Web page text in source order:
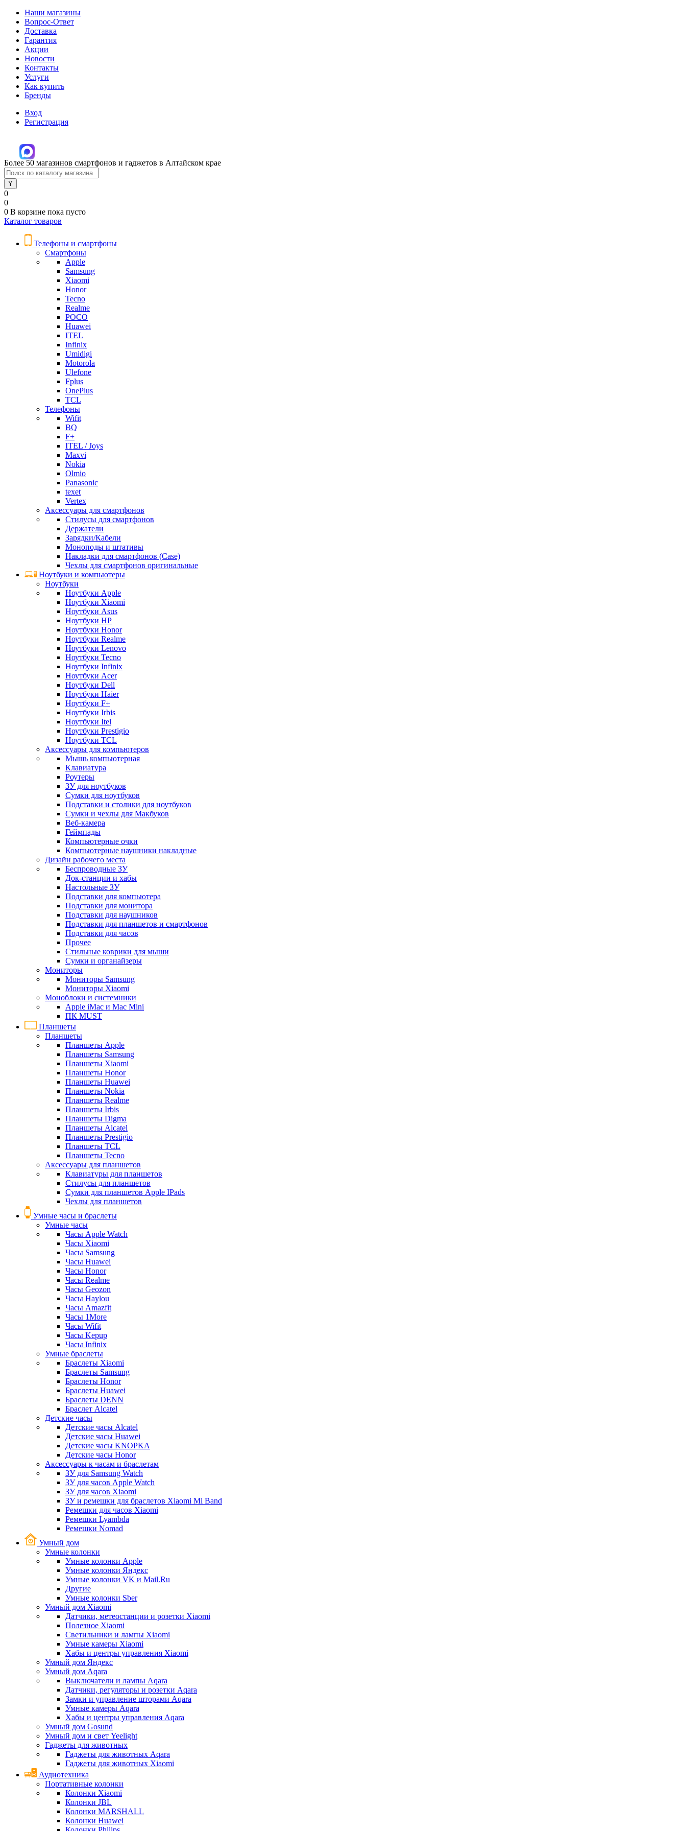
Наши магазины
Вопрос-Ответ
Доставка
Гарантия
Акции
Новости
Контакты
Услуги
Как купить
Бренды
Вход
Регистрация
Более 50 магазинов смартфонов и гаджетов в Алтайском крае
0
0
0 В корзине пока пусто
Каталог товаров
Телефоны и смартфоны
Смартфоны
Apple
Samsung
Xiaomi
Honor
Tecno
Realme
POCO
Huawei
ITEL
Infinix
Umidigi
Motorola
Ulefone
Fplus
OnePlus
TCL
Телефоны
Wifit
BQ
F+
ITEL / Joys
Maxvi
Nokia
Olmio
Panasonic
texet
Vertex
Аксессуары для смартфонов
Стилусы для смартфонов
Держатели
Зарядки/Кабели
Моноподы и штативы
Накладки для смартфонов (Case)
Чехлы для смартфонов оригинальные
Ноутбуки и компьютеры
Ноутбуки
Ноутбуки Apple
Ноутбуки Xiaomi
Ноутбуки Asus
Ноутбуки HP
Ноутбуки Honor
Ноутбуки Realme
Ноутбуки Lenovo
Ноутбуки Tecno
Ноутбуки Infinix
Ноутбуки Acer
Ноутбуки Dell
Ноутбуки Haier
Ноутбуки F+
Ноутбуки Irbis
Ноутбуки Itel
Ноутбуки Prestigio
Ноутбуки TCL
Аксессуары для компьютеров
Мышь компьютерная
Клавиатура
Роутеры
ЗУ для ноутбуков
Сумки для ноутбуков
Подставки и столики для ноутбуков
Сумки и чехлы для Макбуков
Веб-камера
Геймпады
Компьютерные очки
Компьютерные наушники накладные
Дизайн рабочего места
Беспроводные ЗУ
Док-станции и хабы
Настольные ЗУ
Подставки для компьютера
Подставки для монитора
Подставки для наушников
Подставки для планшетов и смартфонов
Подставки для часов
Прочее
Стильные коврики для мыши
Сумки и органайзеры
Мониторы
Мониторы Samsung
Мониторы Xiaomi
Моноблоки и системники
Apple iMac и Mac Mini
ПК MUST
Планшеты
Планшеты
Планшеты Apple
Планшеты Samsung
Планшеты Xiaomi
Планшеты Honor
Планшеты Huawei
Планшеты Nokia
Планшеты Realme
Планшеты Irbis
Планшеты Digma
Планшеты Alcatel
Планшеты Prestigio
Планшеты TCL
Планшеты Tecno
Аксессуары для планшетов
Клавиатуры для планшетов
Стилусы для планшетов
Сумки для планшетов Apple IPads
Чехлы для планшетов
Умные часы и браслеты
Умные часы
Часы Apple Watch
Часы Xiaomi
Часы Samsung
Часы Huawei
Часы Honor
Часы Realme
Часы Geozon
Часы Haylou
Часы Amazfit
Часы 1More
Часы Wifit
Часы Kepup
Часы Infinix
Умные браслеты
Браслеты Xiaomi
Браслеты Samsung
Браслеты Honor
Браслеты Huawei
Браслеты DENN
Браслет Alcatel
Детские часы
Детские часы Alcatel
Детские часы Huawei
Детские часы KNOPKA
Детские часы Honor
Аксессуары к часам и браслетам
ЗУ для Samsung Watch
ЗУ для часов Apple Watch
ЗУ для часов Xiaomi
ЗУ и ремешки для браслетов Xiaomi Mi Band
Ремешки для часов Xiaomi
Ремешки Lyambda
Ремешки Nomad
Умный дом
Умные колонки
Умные колонки Apple
Умные колонки Яндекс
Умные колонки VK и Mail.Ru
Другие
Умные колонки Sber
Умный дом Xiaomi
Датчики, метеостанции и розетки Xiaomi
Полезное Xiaomi
Светильники и лампы Xiaomi
Умные камеры Xiaomi
Хабы и центры управления Xiaomi
Умный дом Яндекс
Умный дом Aqara
Выключатели и лампы Aqara
Датчики, регуляторы и розетки Aqara
Замки и управление шторами Aqara
Умные камеры Aqara
Хабы и центры управления Aqara
Умный дом Gosund
Умный дом и свет Yeelight
Гаджеты для животных
Гаджеты для животных Aqara
Гаджеты для животных Xiaomi
Аудиотехника
Портативные колонки
Колонки Xiaomi
Колонки JBL
Колонки MARSHALL
Колонки Huawei